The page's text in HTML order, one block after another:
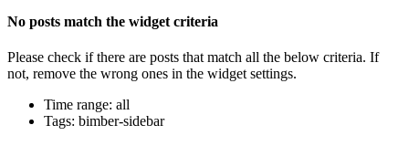
No posts match the widget criteria
Please check if there are posts that match all the below criteria. If
not, remove the wrong ones in the widget settings.
Time range: all
Tags: bimber-sidebar